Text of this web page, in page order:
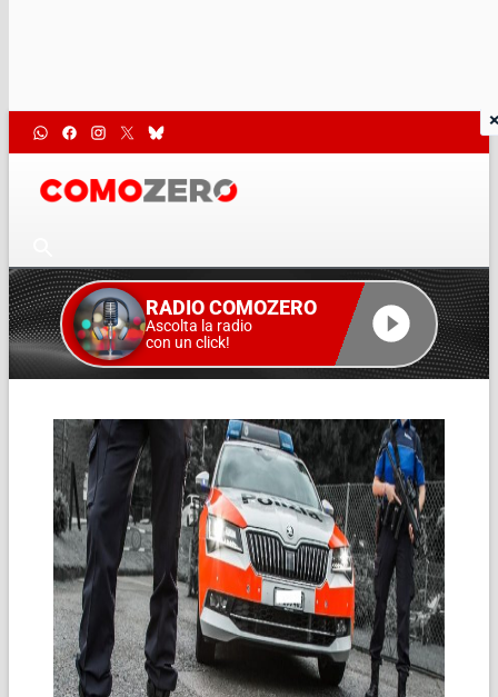
RADIO COMOZERO
Ascolta la radio
con un click!